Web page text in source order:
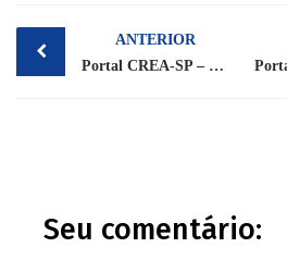
Post
navigation
ANTERIOR
Portal CREA-SP – Notícias – Pós-graduação em Inovação e Empreendedorismo
Seu comentário: